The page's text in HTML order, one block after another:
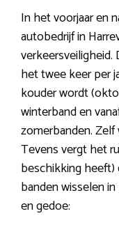
In het voorjaar en
autobedrijf in
het twee keer per
kouder wordt
winterband en
zomerbanden.
Tevens vergt het
beschikking
banden wisselen
en gedoe: